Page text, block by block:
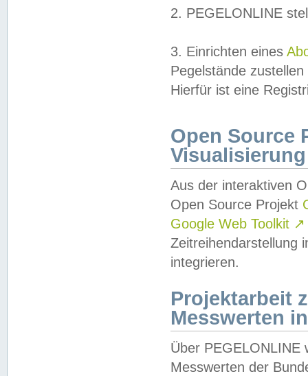
2. PEGELONLINE
3. Einrichten eines
Pegelstände
Hierfür ist eine
Open Source
Visualisierung
Aus der interaktiven
Open Source Projekt
Google Web Toolkit ↗
Zeitreihendarstellung
integrieren.
Projektarbeit
Messwerten
Über PEGELONLINE
Messwerten der